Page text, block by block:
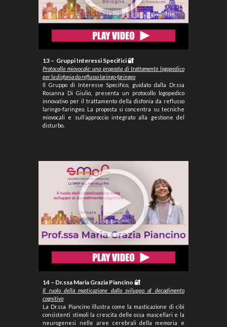
13 – Gruppi Interessi Specifici 🔐
Protocollo miovocale: una proposta di trattamento logopedico
per la disfonia da reflusso laringo-faringeo
Il Gruppo di Interesse Specifico, guidato dalla Dr.ssa
Rosanna Di Giulio, presenta un protocollo logopedico
innovativo per il trattamento della disfonia da reflusso
laringo-faringeo. La proposta si concentra su tecniche
miovocali e sull’approccio integrato alla gestione del
disturbo.
14 – Dr.ssa Maria Grazia Piancino 🔐
Il ruolo della masticazione dallo sviluppo al decadimento
cognitivo
La Dr.ssa Piancino illustra come la masticazione di cibi
consistenti stimoli la crescita delle ossa mascellari e la
neurogenesi nelle aree cerebrali della memoria e